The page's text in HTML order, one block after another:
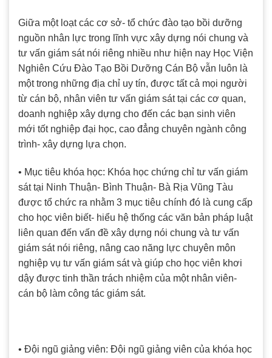
Giữa một loạt các cơ sở- tổ chức đào tạo bồi dưỡng
nguồn nhân lực trong lĩnh vực xây dựng nói chung và
tư vấn giám sát nói riêng nhiều như hiện nay Học Viện
Nghiên Cứu Đào Tạo Bồi Dưỡng Cán Bộ vẫn luôn là
một trong những địa chỉ uy tín, được tất cả mọi người
từ cán bộ, nhân viên tư vấn giám sát tại các cơ quan,
doanh nghiệp xây dựng cho đến các bạn sinh viên
mới tốt nghiệp đại học, cao đẳng chuyên ngành công
trình- xây dựng lựa chọn.
• Mục tiêu khóa học: Khóa học chứng chỉ tư vấn giám
sát tại Ninh Thuận- Bình Thuận- Bà Rịa Vũng Tàu
được tổ chức ra nhằm 3 mục tiêu chính đó là cung cấp
cho học viên biết- hiểu hệ thống các văn bản pháp luật
liên quan đến vấn đề xây dựng nói chung và tư vấn
giám sát nói riêng, nâng cao năng lực chuyên môn
nghiệp vụ tư vấn giám sát và giúp cho học viên khơi
dậy được tinh thần trách nhiệm của một nhân viên-
cán bộ làm công tác giám sát.
• Đội ngũ giảng viên: Đội ngũ giảng viên của khóa học